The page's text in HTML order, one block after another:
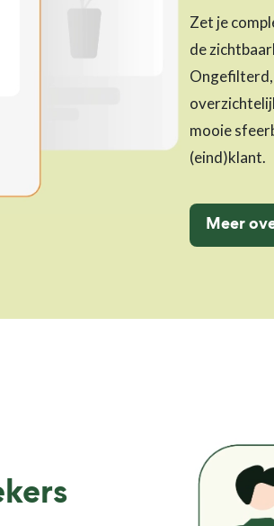
Zet je
de
Ongefilterd,
mooie
(eind)klant.
Meer